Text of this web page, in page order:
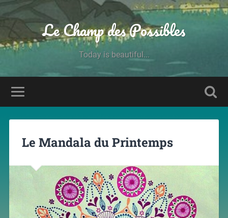
Le Champ des Possibles
Today is beautiful...
Le Mandala du Printemps